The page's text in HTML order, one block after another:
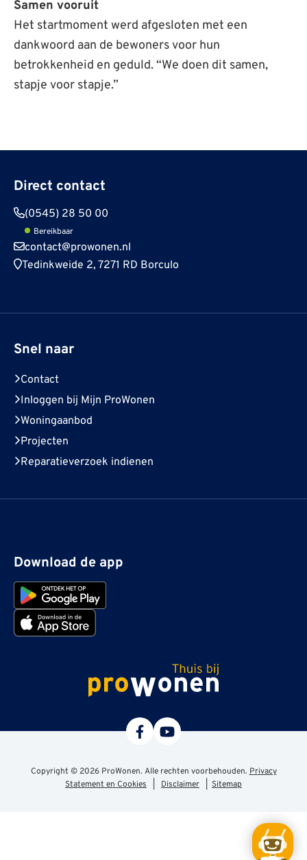
Samen vooruit
Het startmoment werd afgesloten met een
dankwoord aan de bewoners voor hun
betrokkenheid en geduld. “We doen dit samen,
stapje voor stapje.”
Direct contact
(0545) 28 50 00
Bereikbaar
contact@prowonen.nl
Tedinkweide 2, 7271 RD Borculo
Snel naar
Contact
Inloggen bij Mijn ProWonen
Woningaanbod
Projecten
Reparatieverzoek indienen
Download de app
ProWonen
Copyright © 2026 ProWonen. Alle rechten voorbehouden.Privacy
Statement en Cookies
Disclaimer Sitemap